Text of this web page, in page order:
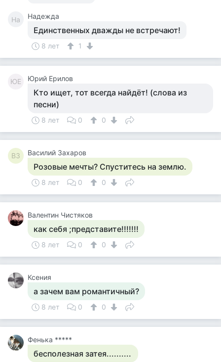
На Надежда
Единственных дважды не встречают!
8 лет 1
ЮЕ Юрий Ерилов
Кто ищет, тот всегда найдёт! (слова из
песни)
8 лет 0 0
ВЗ Василий Захаров
Розовые мечты? Спуститесь на землю.
8 лет 0 0
Валентин Чистяков
как себя ;представите!!!!!!!
8 лет 0 0
Ксения
а зачем вам романтичный?
8 лет 0 0
Фенька *****
бесполезная затея..........